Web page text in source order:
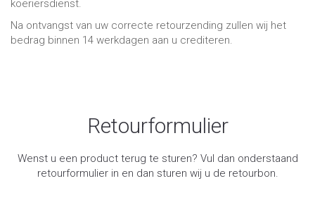
koeriersdienst.
Na ontvangst van uw correcte retourzending zullen wij het
bedrag binnen 14 werkdagen aan u crediteren.
Retourformulier
Wenst u een product terug te sturen? Vul dan onderstaand
retourformulier in en dan sturen wij u de retourbon.